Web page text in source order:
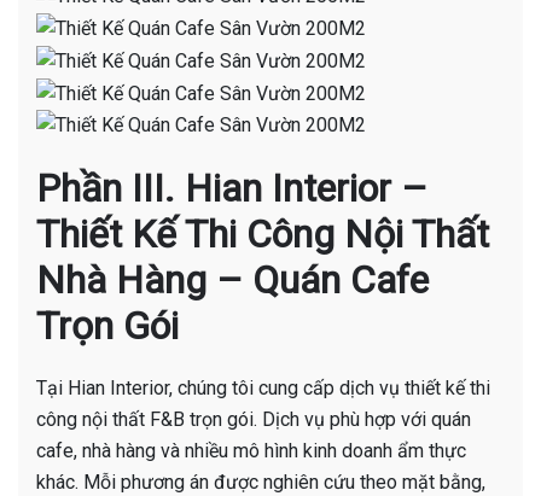
Phần III. Hian Interior –
Thiết Kế Thi Công Nội Thất
Nhà Hàng – Quán Cafe
Trọn Gói
Tại Hian Interior, chúng tôi cung cấp dịch vụ thiết kế thi
công nội thất F&B trọn gói. Dịch vụ phù hợp với quán
cafe, nhà hàng và nhiều mô hình kinh doanh ẩm thực
khác. Mỗi phương án được nghiên cứu theo mặt bằng,